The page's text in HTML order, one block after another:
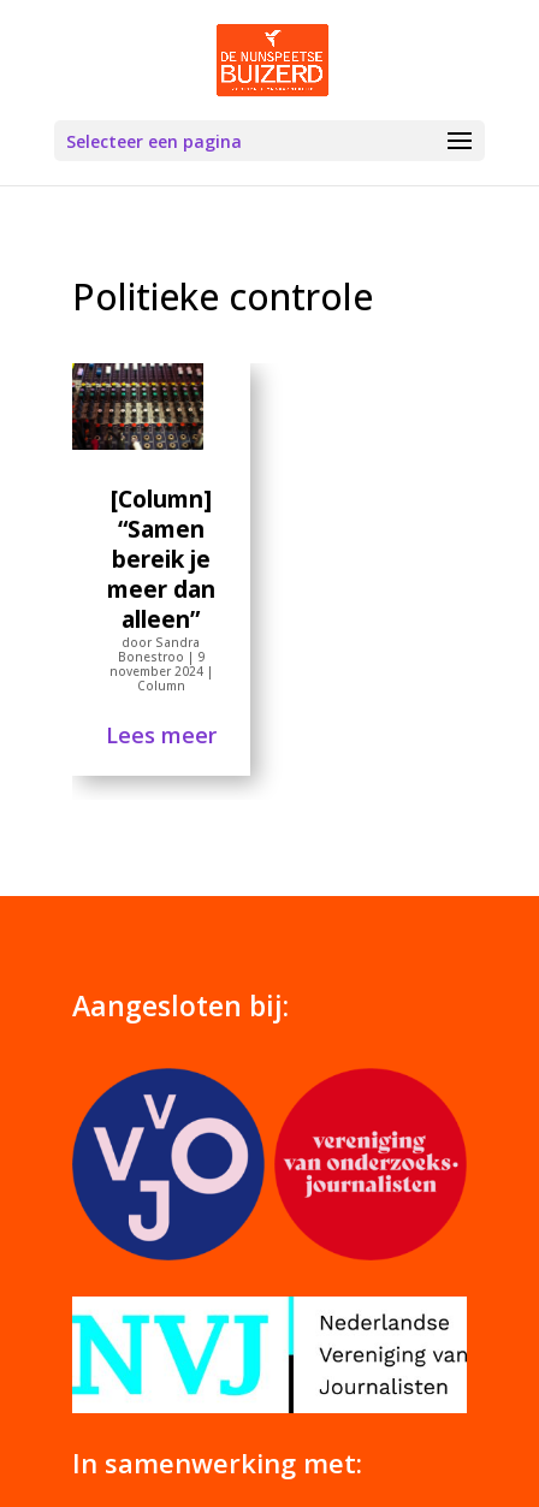
Selecteer een pagina
Politieke controle
[Column]
“Samen
bereik je
meer dan
alleen”
door Sandra
Bonestroo | 9
november 2024|
Column
Lees meer
Aangesloten bij:
In samenwerking met: